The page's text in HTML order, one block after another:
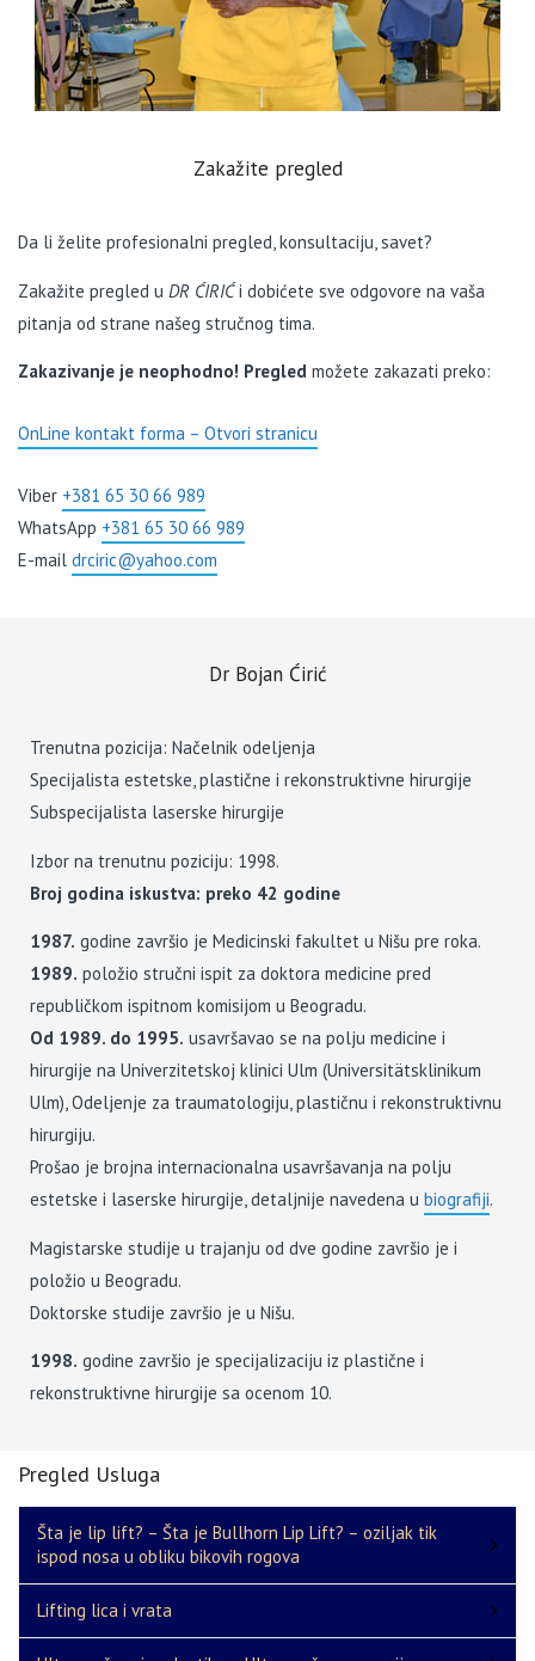
Zakažite pregled
Da li želite profesionalni pregled, konsultaciju, savet?
Zakažite pregled u DR ĆIRIĆi dobićete sve odgovore na vaša
pitanja od strane našeg stručnog tima.
Zakazivanje je neophodno! Pregled možete zakazati preko:
OnLine kontakt forma – Otvori stranicu
Viber +381 65 30 66 989
WhatsApp +381 65 30 66 989
E-mail drciric@yahoo.com
Dr Bojan Ćirić
Trenutna pozicija: Načelnik odeljenja
Specijalista estetske, plastične i rekonstruktivne hirurgije
Subspecijalista laserske hirurgije
Izbor na trenutnu poziciju: 1998.
Broj godina iskustva: preko 42 godine
1987. godine završio je Medicinski fakultet u Nišu pre roka.
1989. položio stručni ispit za doktora medicine pred
republičkom ispitnom komisijom u Beogradu.
Od 1989. do 1995. usavršavao se na polju medicine i
hirurgije na Univerzitetskoj klinici Ulm (Universitätsklinikum
Ulm), Odeljenje za traumatologiju, plastičnu i rekonstruktivnu
hirurgiju.
Prošao je brojna internacionalna usavršavanja na polju
estetske i laserske hirurgije, detaljnije navedena u biografiji.
Magistarske studije u trajanju od dve godine završio je i
položio u Beogradu.
Doktorske studije završio je u Nišu.
1998. godine završio je specijalizaciju iz plastične i
rekonstruktivne hirurgije sa ocenom 10.
Pregled Usluga
Šta je lip lift? – Šta je Bullhorn Lip Lift? – oziljak tik
ispod nosa u obliku bikovih rogova
Lifting lica i vrata